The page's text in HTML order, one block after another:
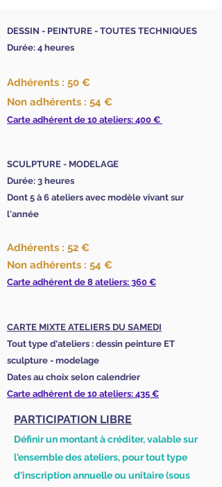
DESSIN - PEINTURE - TOUTES TECHNIQUES
Durée: 4 heures
Adhérents : 50 €
Non adhérents : 54 €
Carte adhérent de 10 ateliers: 400 €
SCULPTURE - MODELAGE
Durée: 3 heures
Dont 5 à 6 ateliers avec modèle vivant sur
l'année
Adhérents : 52 €
Non adhérents : 54 €
Carte adhérent de 8 ateliers: 360 €
CARTE MIXTE ATELIERS DU SAMEDI
Tout type d'ateliers : dessin peinture ET
sculpture - modelage
Dates au choix selon calendrier
Carte adhérent de 10 ateliers: 435 €
PARTICIPATION LIBRE
Définir un montantà créditer, valable sur
l'ensemble des ateliers, pour tout type
d'inscription annuelle ou unitaire (sous